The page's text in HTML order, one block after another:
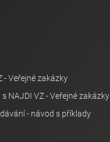
- Veřejné zakázky
NAJDI VZ - Veřejné zakázky
- návod s příklady